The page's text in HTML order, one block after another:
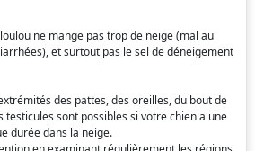
ne mange pas trop de neige (mal au
et surtout pas le sel de déneigement
des pattes, des oreilles, du bout de
testicules sont possibles si votre chien a une
durée dans la neige.